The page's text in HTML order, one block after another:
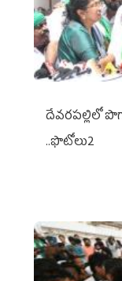
దేవరపల్లిలో
..ఫొటోలు2